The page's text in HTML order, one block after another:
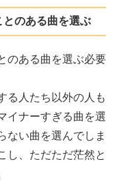
とのある曲を選ぶ
のある曲を選ぶ必要
る人たち以外の人も
イナーすぎる曲を選
ない曲を選んでしま
し、ただただ茫然と